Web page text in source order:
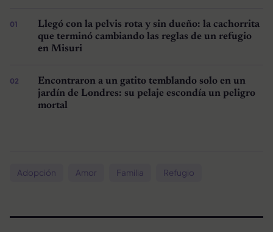
Llegó con la pelvis rota y sin dueño: la cachorrita
que terminó cambiando las reglas de un refugio
en Misuri
Encontraron a un gatito temblando solo en un
jardín de Londres: su pelaje escondía un peligro
mortal
Adopción Amor Familia Refugio